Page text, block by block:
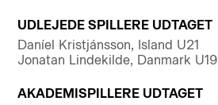
UDLEJEDE SPILLERE UDTAGET
Daníel Kristjánsson, Island U21
Jonatan Lindekilde, Danmark U19
AKADEMISPILLERE UDTAGET